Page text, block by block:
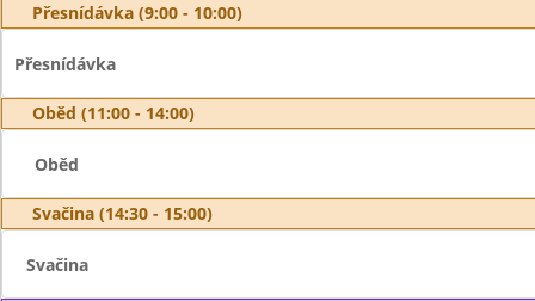
Přesnídávka (9:00 - 10:00)
Přesnídávka
Oběd (11:00 - 14:00)
Oběd
Svačina (14:30 - 15:00)
Svačina